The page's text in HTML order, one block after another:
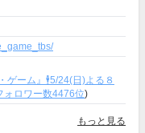
ゲーム』🕴5/24(日)よる８
ォロワー数4476位)
もっと見る